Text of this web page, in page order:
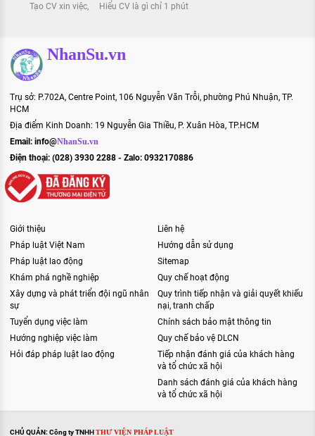
Tạo CV xin việc Hiểu CV là gì chỉ 1 phút
NhanSu.vn
Trụ sở: P.702A, Centre Point, 106 Nguyễn Văn Trỗi, phường Phú Nhuận, TP.
HCM
Địa điểm Kinh Doanh: 19 Nguyễn Gia Thiều, P. Xuân Hòa, TP.HCM
Email: info@NhanSu.vn
Điện thoại: (028) 3930 2288 - Zalo: 0932170886
Giới thiệu
Pháp luật Việt Nam
Pháp luật lao động
Khám phá nghề nghiệp
Xây dựng và phát triển đội ngũ nhân
sự
Tuyển dụng việc làm
Hướng nghiệp việc làm
Hỏi đáp pháp luật lao động
Liên hệ
Hướng dẫn sử dụng
Sitemap
Quy chế hoạt động
Quy trình tiếp nhận và giải quyết khiếu
nại, tranh chấp
Chính sách bảo mật thông tin
Quy chế bảo vệ DLCN
Tiếp nhận đánh giá của khách hàng
và tổ chức xã hội
Danh sách đánh giá của khách hàng
và tổ chức xã hội
CHỦ QUẢN: Công ty TNHHTHƯ VIỆN PHÁP LUẬT